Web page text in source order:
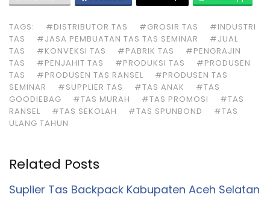
TAGS: #DISTRIBUTOR TAS #GROSIR TAS
#INDUSTRI
TAS
#JASA PEMBUATAN TAS TAS SEMINAR
#JUAL
TAS
#KONVEKSI TAS #PABRIK TAS
#PENGRAJIN
TAS
#PENJAHIT TAS #PRODUKSI TAS
#PRODUSEN
TAS
#PRODUSEN TAS RANSEL
#PRODUSEN TAS
SEMINAR
#SUPPLIER TAS #TAS ANAK
#TAS
GOODIEBAG
#TAS MURAH #TAS PROMOSI
#TAS
RANSEL
#TAS SEKOLAH #TAS SPUNBOND
#TAS
ULANG TAHUN
Related Posts
Suplier Tas Backpack Kabupaten Aceh Selatan